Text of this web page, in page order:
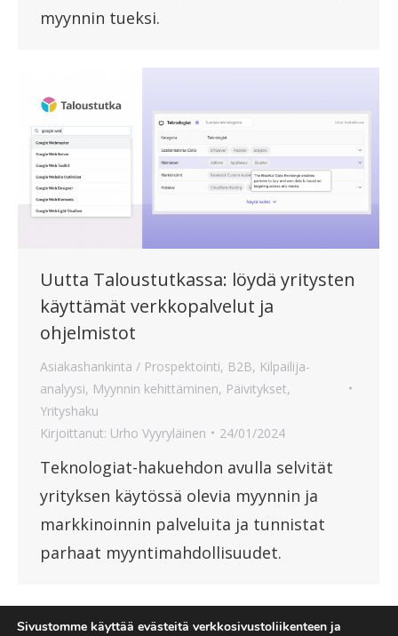
myynnin tueksi.
Uutta Taloustutkassa: löydä yritysten
käyttämät verkkopalvelut ja
ohjelmistot
Asiakashankinta / Prospektointi, B2B, Kilpailija-
analyysi, Myynnin kehittäminen, Päivitykset,
Yrityshaku
Kirjoittanut: Urho Vyyryläinen 24/01/2024
Teknologiat-hakuehdon avulla selvität
yrityksen käytössä olevia myynnin ja
markkinoinnin palveluita ja tunnistat
parhaat myyntimahdollisuudet.
Sivustomme käyttää evästeitä verkkosivustoliikenteen ja